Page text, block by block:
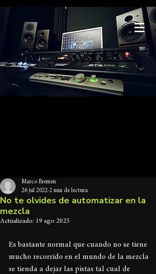
No te olvides de automatizar en la
mezcla
Marco Bremen
26 jul 2022 2 min de lectura
Actualizado: 19 ago 2025
Es bastante normal que cuando no se tiene
mucho recorrido en el mundo de la mezcla
se tienda a dejar las pistas tal cual de